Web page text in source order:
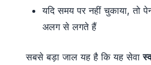
यदि समय पर नहीं चुकाया, तो
अलग से लगते हैं
सबसे बड़ा जाल यह है कि यह सेवा